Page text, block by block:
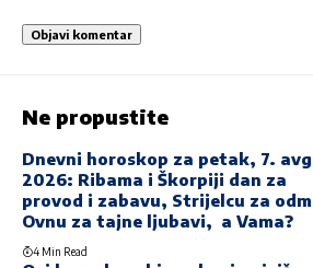
Ne propustite
Dnevni horoskop za petak, 7.
2026: Ribama i Škorpiji dan za
provod i zabavu, Strijelcu za
Ovnu za tajne ljubavi, a Vama?
4 Min Read